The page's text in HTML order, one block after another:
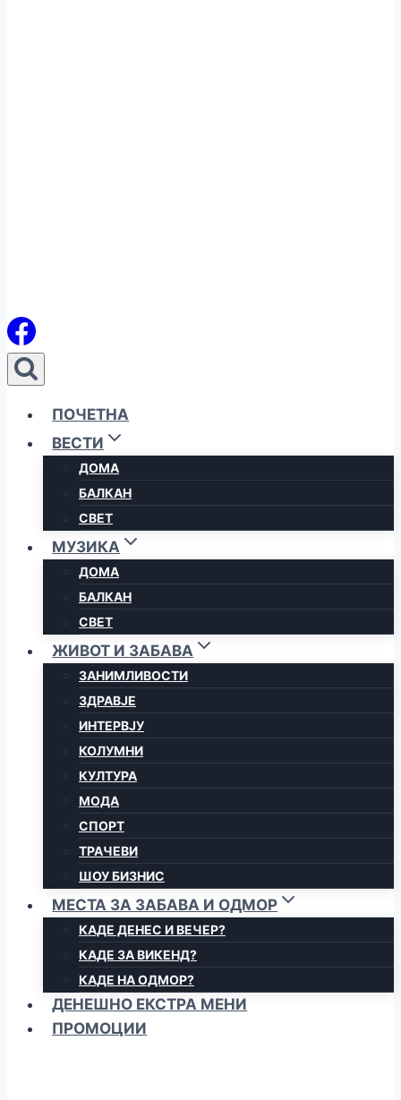
ПОЧЕТНА
ВЕСТИ
ДОМА
БАЛКАН
СВЕТ
МУЗИКА
ДОМА
БАЛКАН
СВЕТ
ЖИВОТ И ЗАБАВА
ЗАНИМЛИВОСТИ
ЗДРАВЈЕ
ИНТЕРВЈУ
КОЛУМНИ
КУЛТУРА
МОДА
СПОРТ
ТРАЧЕВИ
ШОУ БИЗНИС
МЕСТА ЗА ЗАБАВА И ОДМОР
КАДЕ ДЕНЕС И ВЕЧЕР?
КАДЕ ЗА ВИКЕНД?
КАДЕ НА ОДМОР?
ДЕНЕШНО ЕКСТРА МЕНИ
ПРОМОЦИИ